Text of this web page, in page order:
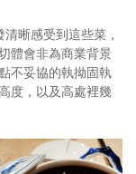
晰感受到這些菜，
體會非為商業背景
不妥協的執拗固執
度，以及高處裡幾